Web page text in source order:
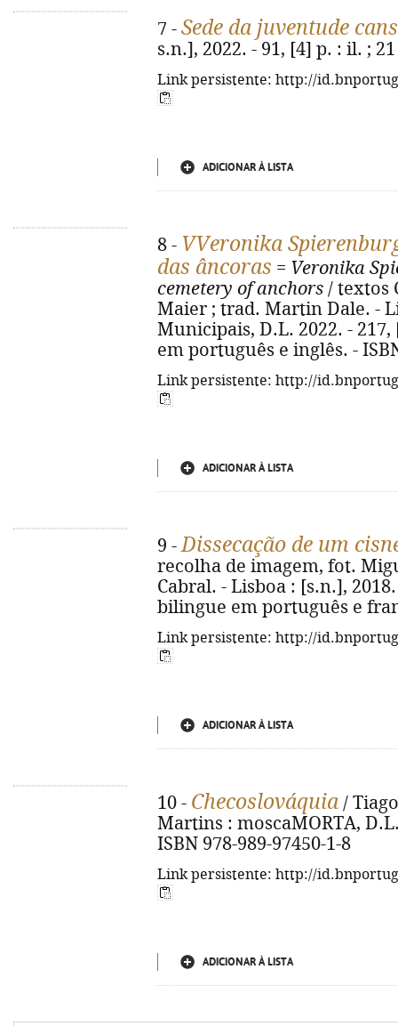
7 - Sede da juventude
s.n.], 2022. - 91, [4] p. : il. ;
Link persistente: http://
ADICIONAR À LISTA
8 - VVeronika
das âncoras = Veronika
cemetery of anchors / textos
Maier ; trad. Martin Dale. -
Municipais, D.L. 2022. -
em português e inglês. -
Link persistente: http://
ADICIONAR À LISTA
9 -Dissecação de um
recolha de imagem, fot.
Cabral. - Lisboa : [s.n.],
bilingue em português e
Link persistente: http://
ADICIONAR À LISTA
10 - Checoslováquia /
Martins : moscaMORTA,
ISBN 978-989-97450-1-8
Link persistente: http://
ADICIONAR À LISTA